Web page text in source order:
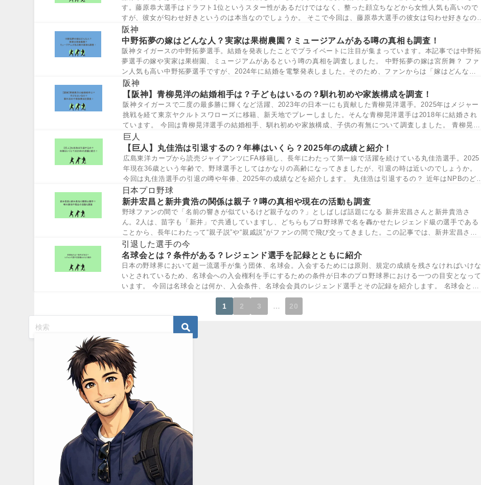
す。藤原恭大選手はドラフト1位というスター性があるだけではなく、整った顔立ちなどから女性人気も高いので
すが、彼女が匂わせ好きというのは本当なのでしょうか。 そこで今回は、藤原恭大選手の彼女は匂わせ好きなの
か、年俸や202...
阪神
中野拓夢の嫁はどんな人？実家は果樹農園？ミュージアムがある噂の真相も調査！
阪神タイガースの中野拓夢選手。結婚を発表したことでプライベートに注目が集まっています。本記事では中野拓
夢選手の嫁や実家は果樹園、ミュージアムがあるという噂の真相を調査しました。 中野拓夢の嫁は宮所舞？ ファ
ン人気も高い中野拓夢選手ですが、2024年に結婚を電撃発表しました。そのため、ファンからは「嫁はどんな
人？」と気に...
阪神
【阪神】青柳晃洋の結婚相手は？子どもはいるの？馴れ初めや家族構成を調査！
阪神タイガースで二度の最多勝に輝くなど活躍、2023年の日本一にも貢献した青柳晃洋選手。2025年はメジャー
挑戦を経て東京ヤクルトスワローズに移籍、新天地でプレーしました。そんな青柳晃洋選手は2018年に結婚され
ています。 今回は青柳晃洋選手の結婚相手、馴れ初めや家族構成、子供の有無について調査しました。 青柳晃洋
の結...
巨人
【巨人】丸佳浩は引退するの？年棒はいくら？2025年の成績と紹介！
広島東洋カープから読売ジャイアンツにFA移籍し、長年にわたって第一線で活躍を続けている丸佳浩選手。2025
年現在36歳という年齢で、野球選手としてはかなりの高齢になってきましたが、引退の時は近いのでしょうか。
今回は丸佳浩選手の引退の噂や年俸、2025年の成績などを紹介します。 丸佳浩は引退するの？ 近年はNPBのど
の...
日本プロ野球
新井宏昌と新井貴浩の関係は親子？噂の真相や現在の活動も調査
野球ファンの間で「名前の響きが似ているけど親子なの？」としばしば話題になる 新井宏昌さんと新井貴浩さ
ん。2人は、苗字も「新井」で共通していますし、どちらもプロ野球界で名を轟かせたレジェンド級の選手である
ことから、長年にわたって“親子説”や“親戚説”がファンの間で飛び交ってきました。この記事では、新井宏昌さん
と新井貴浩さ...
引退した選手の今
名球会とは？条件がある？レジェンド選手を記録とともに紹介
日本の野球界において超一流選手が集う団体、名球会。入会するためには原則、規定の成績を残さなければいけな
いとされているため、名球会への入会権利を手にするための条件が日本のプロ野球界における一つの目安となって
います。 今回は名球会とは何か、入会条件、名球会会員のレジェンド選手とその記録を紹介します。 名球会とは
1 2 3 … 20